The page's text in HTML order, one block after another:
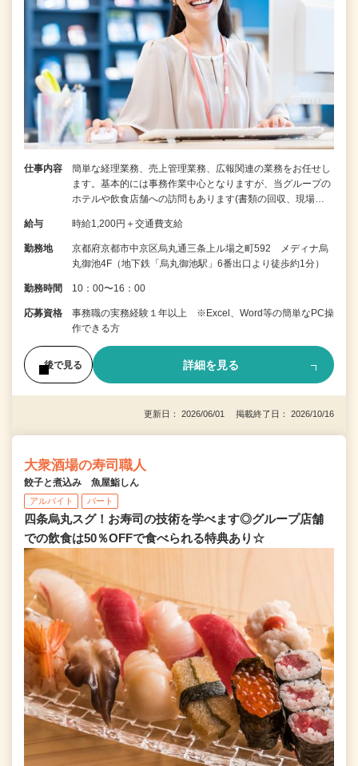
仕事内容
簡単な経理業務、売上管理業務、広報関連の業務をお任せし
ます。基本的には事務作業中心となりますが、当グループの
ホテルや飲食店舗への訪問もあります(書類の回収、現場…
給与 時給1,200円＋交通費支給
勤務地
京都府京都市中京区烏丸通三条上ル場之町592 メディナ烏
丸御池4F（地下鉄「烏丸御池駅」6番出口より徒歩約1分）
勤務時間 10：00〜16：00
応募資格
事務職の実務経験１年以上 ※Excel、Word等の簡単なPC操
作できる方
後で見る 詳細を見る
更新日： 2026/06/01 掲載終了日： 2026/10/16
大衆酒場の寿司職人
餃子と煮込み 魚屋鮨しん
アルバイト パート
四条烏丸スグ！お寿司の技術を学べます◎グループ店舗
での飲食は50％OFFで食べられる特典あり☆